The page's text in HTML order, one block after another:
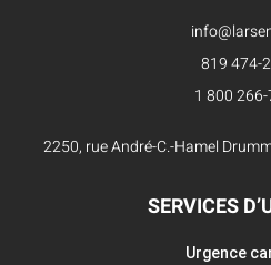
819 474-
1 800
2250, rue André-C.-Hamel
SERVICES
Urgence